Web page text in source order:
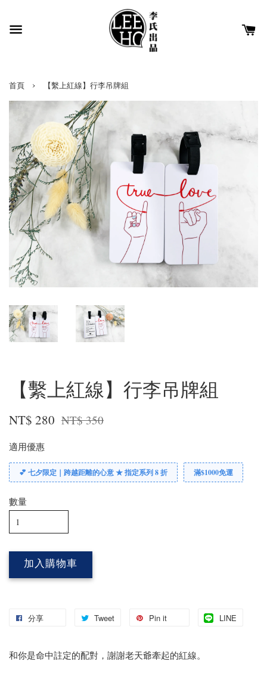
首頁 › 【繫上紅線】行李吊牌組
【繫上紅線】行李吊牌組
NT$ 280 NT$ 350
適用優惠
💕 七夕限定｜跨越距離的心意 ★ 指定系列 8 折 滿$1000免運
數量
加入購物車
分享 Tweet Pin it LINE
和你是命中註定的配對，謝謝老天爺牽起的紅線。